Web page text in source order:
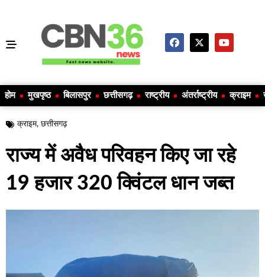
होम मुखपृष्ठ बिलासपुर छत्तीसगढ़ राष्ट्रीय अंतर्राष्ट्रीय क्राइम
क्राइम, छत्तीसगढ़
राज्य में अवैध परिवहन किए जा रहे
19 हजार 320 क्विंटल धान जब्त